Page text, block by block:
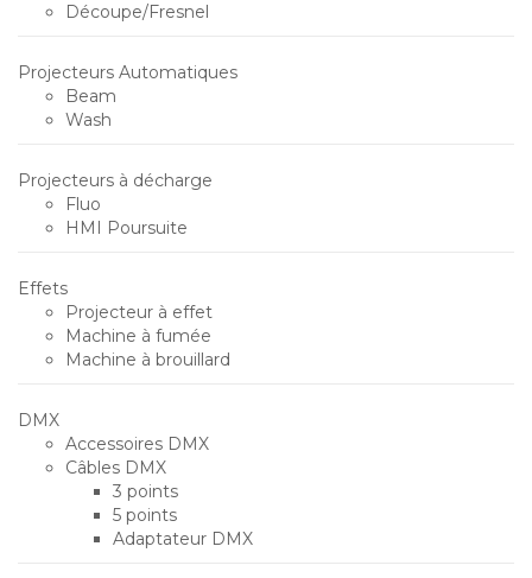
Découpe/Fresnel
Projecteurs Automatiques
Beam
Wash
Projecteurs à décharge
Fluo
HMI Poursuite
Effets
Projecteur à effet
Machine à fumée
Machine à brouillard
DMX
Accessoires DMX
Câbles DMX
3 points
5 points
Adaptateur DMX